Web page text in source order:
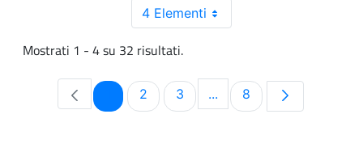
4 Elementi
Mostrati 1 - 4 su 32 risultati.
PaginaPagina
2 Pagina
3 ...Pagine intermedie Use
Pagina
8